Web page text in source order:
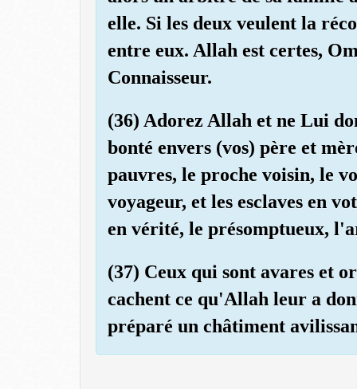
elle. Si les deux veulent la
entre eux. Allah est certes,
Connaisseur.
(36) Adorez Allah et ne Lui
bonté envers (vos) père et
pauvres, le proche voisin, le
voyageur, et les esclaves en
en vérité, le présomptueux,
(37) Ceux qui sont avares et
cachent ce qu'Allah leur a
préparé un châtiment